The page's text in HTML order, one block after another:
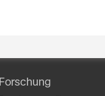
Forschung